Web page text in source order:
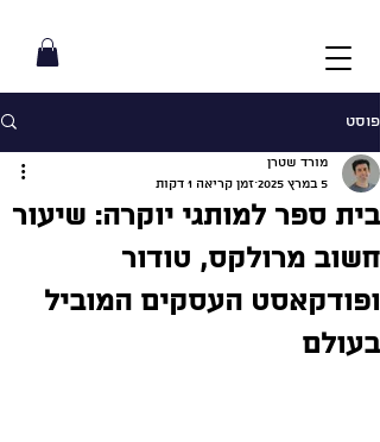
פוסט
בית ספר למותגי יוקרה: שיעור
חשוב מרולקס, טודור
ופודקאסט העסקים המוביל
בעולם
מורד שטרן
5 במרץ 2025
זמן קריאה 1 דקות